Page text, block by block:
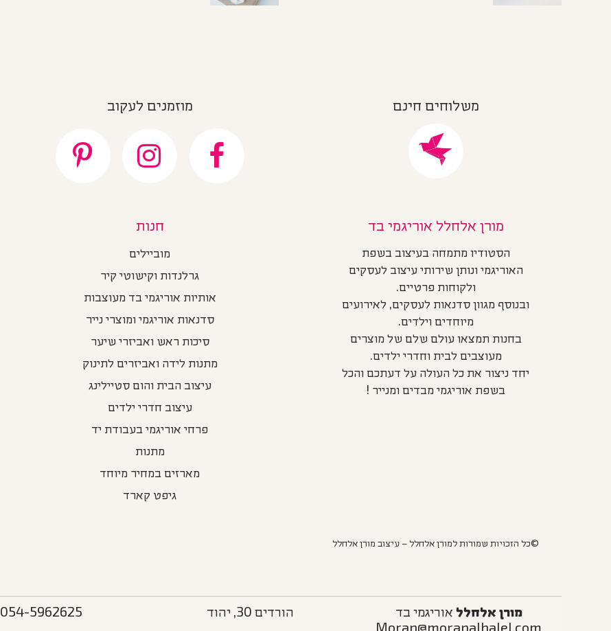
משלוחים חינם מוזמנים לעקוב
מורן אלחלל אוריגמי בד
הסטודיו מתמחה בעיצוב בשפת
האוריגמי ונותן שירותי עיצוב לעסקים
ולקוחות פרטיים.
ובנוסף מגוון סדנאות לעסקים, לאירועים
מיוחדים וילדים.
בחנות תמצאו עולם שלם של מוצרים
מעוצבים לבית וחדרי ילדים.
יחד ניצור את כל העולה על דעתכם והכל
בשפת אוריגמי מבדים ומנייר !
חנות
מוביילים
גרלנדות וקישוטי קיר
אותיות אוריגמי בד מעוצבות
סדנאות אוריגמי ומוצרי נייר
סיכות ראש ואביזרי שיער
מתנות לידה ואביזרים לתינוק
עיצוב הבית והום סטיילינג
עיצוב חדרי ילדים
פרחי אוריגמי בעבודת יד
מתנות
מארזים במחיר מיוחד
גיפט קארד
©כל הזכויות שמורות למורן אלחלל – עיצוב מורן אלחלל
מורן אלחלל אוריגמי בד הורדים 30, יהוד
054-5962625
Moran@moranalhalel.com